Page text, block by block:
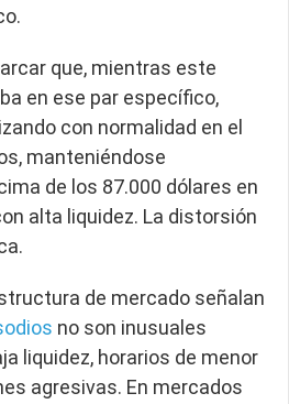
que, mientras este
en ese par específico,
con normalidad en el
manteniéndose
de los 87.000 dólares en
alta liquidez. La distorsión
de mercado señalan
no son inusuales
liquidez, horarios de menor
agresivas. En mercados